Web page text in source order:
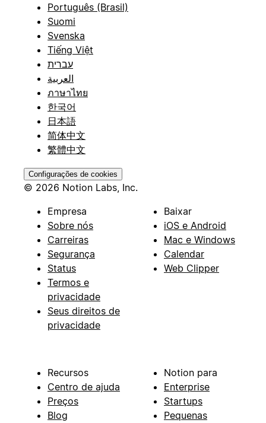
Português (Brasil)
Suomi
Svenska
Tiếng Việt
עברית
العربية
ภาษาไทย
한국어
日本語
简体中文
繁體中文
Configurações de cookies
© 2026 Notion Labs, Inc.
Empresa
Sobre nós
Carreiras
Segurança
Status
Termos e
privacidade
Seus direitos de
privacidade
Baixar
iOS e Android
Mac e Windows
Calendar
Web Clipper
Recursos
Centro de ajuda
Preços
Blog
Notion para
Enterprise
Startups
Pequenas